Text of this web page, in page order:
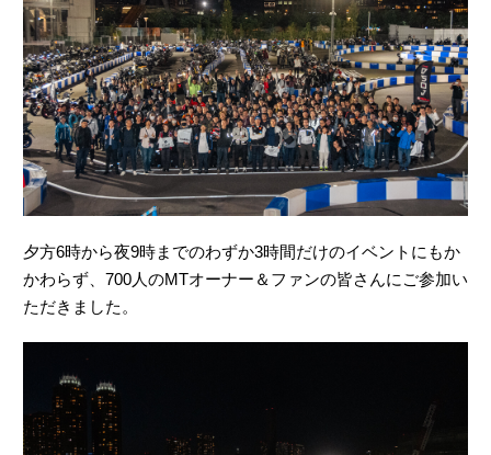
夕方6時から夜9時までのわずか3時間だけのイベントにもか
かわらず、700人のMTオーナー＆ファンの皆さんにご参加い
ただきました。